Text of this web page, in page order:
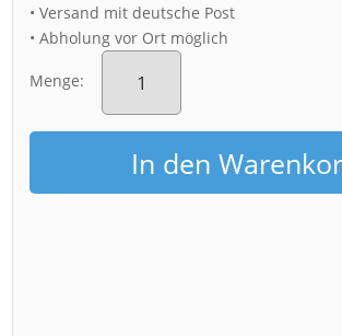
• Versand mit deutsche Post
• Abholung vor Ort möglich
Menge:
Fotoabzug
(00366)
Skyline
im
Frühling
MengeIn den